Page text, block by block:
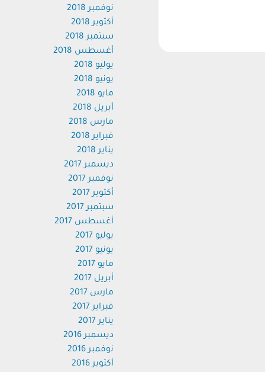
نوفمبر 2018
أكتوبر 2018
سبتمبر 2018
أغسطس 2018
يوليو 2018
يونيو 2018
مايو 2018
أبريل 2018
مارس 2018
فبراير 2018
يناير 2018
ديسمبر 2017
نوفمبر 2017
أكتوبر 2017
سبتمبر 2017
أغسطس 2017
يوليو 2017
يونيو 2017
مايو 2017
أبريل 2017
مارس 2017
فبراير 2017
يناير 2017
ديسمبر 2016
نوفمبر 2016
أكتوبر 2016